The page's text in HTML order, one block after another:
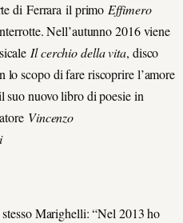
di Ferrara il primo Effimero
Nell’autunno 2016 viene
Il cerchio della vita, disco
lo scopo di fare riscoprire l’amore
suo nuovo libro di poesie in
Vincenzo
Marighelli: “Nel 2013 ho